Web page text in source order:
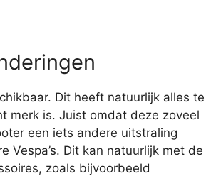
Dit heeft natuurlijk alles te
merk is. Juist omdat deze zoveel
een iets andere uitstraling
Vespa’s. Dit kan natuurlijk met de
zoals bijvoorbeeld